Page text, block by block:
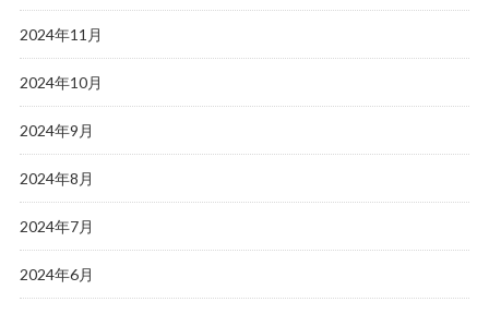
2024年11月
2024年10月
2024年9月
2024年8月
2024年7月
2024年6月